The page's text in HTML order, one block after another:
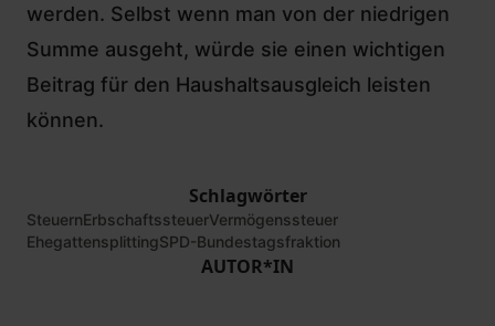
werden. Selbst wenn man von der niedrigen
Summe ausgeht, würde sie einen wichtigen
Beitrag für den Haushaltsausgleich leisten
können.
Schlagwörter
SteuernErbschaftssteuerVermögenssteuer
EhegattensplittingSPD-Bundestagsfraktion
AUTOR*IN